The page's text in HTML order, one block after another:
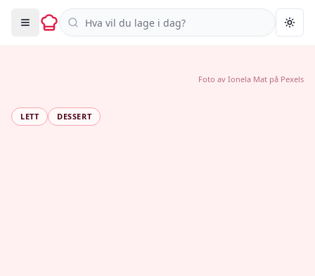
Søk i oppskrifter
LETT DESSERT
Foto av Ionela Mat på Pexels